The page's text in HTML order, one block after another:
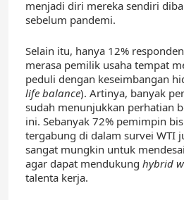
menjadi diri mereka sendiri
sebelum pandemi.
Selain itu, hanya 12%
merasa pemilik usaha tempat
peduli dengan keseimbangan
life balance). Artinya, banyak
sudah menunjukkan perhatian
ini. Sebanyak 72% pemimpin
tergabung di dalam survei WTI
sangat mungkin untuk
agar dapat mendukung hybrid
talenta kerja.